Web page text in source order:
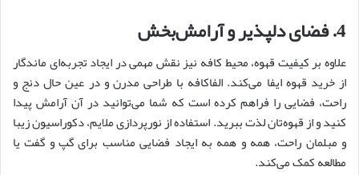
4. فضای دلپذیر و آرامشبخش
علاوه بر کیفیت قهوه، محیط کافه نیز نقش مهمی در ایجاد تجربه‌ای ماندگار
از خرید قهوه ایفا می‌کند. الفاکافه با طراحی مدرن و در عین حال دنج و
راحت، فضایی را فراهم کرده است که شما می‌توانید در آن آرامش پیدا
کنید و از قهوه‌تان لذت ببرید. استفاده از نورپردازی ملایم، دکوراسیون زیبا
و مبلمان راحت، همه و همه به ایجاد فضایی مناسب برای گپ و گفت یا
مطالعه کمک می‌کند.